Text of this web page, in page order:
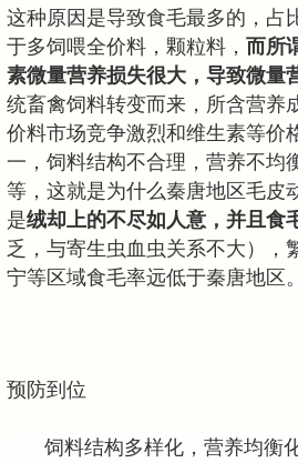
这种原因是导致食毛最多的，占
于多饲喂全价料，颗粒料， 而所
素微量营养损失很大 ，导致微量
统畜禽饲料转变而来，所含营养
价料市场竞争激烈和维生素等价
一，饲料结构不合理，营养不均
等，这就是为什么秦唐地区毛皮
是绒却上的不尽如人意，并且食
乏，与寄生虫血虫关系不大），
宁等区域食毛率远低于秦唐地区。
预防到位
饲料结构多样化，营养均衡